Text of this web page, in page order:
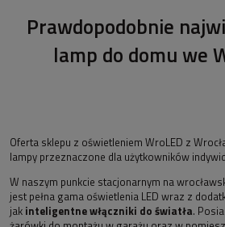
Prawdopodobnie
lamp do domu we
Oferta sklepu z oświetleniem WroLED z
lampy przeznaczone dla użytkowników
W naszym punkcie stacjonarnym na
jest pełna gama oświetlenia LED wraz z
jak inteligentne włączniki do światła.